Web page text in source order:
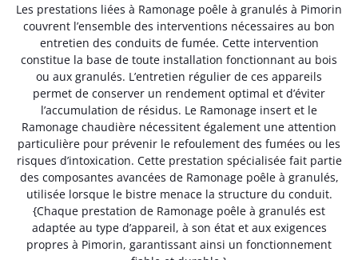
Les prestations liées à Ramonage poêle à granulés à Pimorin
couvrent l’ensemble des interventions nécessaires au bon
entretien des conduits de fumée. Cette intervention
constitue la base de toute installation fonctionnant au bois
ou aux granulés. L’entretien régulier de ces appareils
permet de conserver un rendement optimal et d’éviter
l’accumulation de résidus. Le Ramonage insert et le
Ramonage chaudière nécessitent également une attention
particulière pour prévenir le refoulement des fumées ou les
risques d’intoxication. Cette prestation spécialisée fait partie
des composantes avancées de Ramonage poêle à granulés,
utilisée lorsque le bistre menace la structure du conduit.
{Chaque prestation de Ramonage poêle à granulés est
adaptée au type d’appareil, à son état et aux exigences
propres à Pimorin, garantissant ainsi un fonctionnement